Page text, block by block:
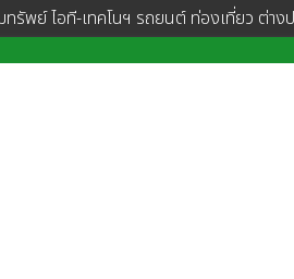
พย์ ไอที-เทคโนฯ รถยนต์ ท่องเที่ยว ต่างป